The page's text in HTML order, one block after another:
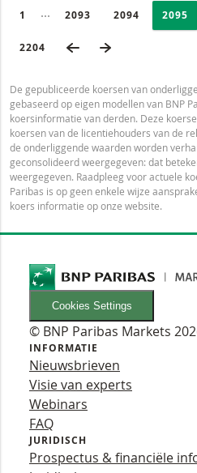
PAGE
1 Ingeklapte pagina’s
PAGINA
2093 PAGINA
2094 PAGINA
2095
LAATSTE PAGINA
2204 VORIGE PAGINA
De gepubliceerde koersen van
gebaseerd op eigen modellen van BNP
koersinformatie van derden. Deze
koersen van de licentiehouders van de
de onderliggende waarden worden
geconsolideerd weergegeven: dat
weergegeven. Raadpleeg voor actuele
Paribas is op geen enkele wijze
koers informatie op onze website.
Cookies Settings
© BNP Paribas Markets
INFORMATIE
Nieuwsbrieven
Visie van experts
Webinars
FAQ
JURIDISCH
Prospectus & financiële